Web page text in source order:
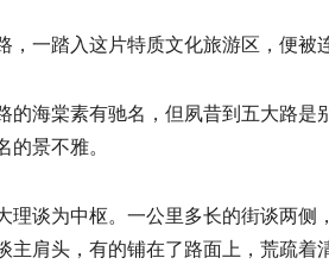
，一踏入这片特质文化旅游区，便被
的海棠素有驰名，但夙昔到五大路
的景不雅。
理谈为中枢。一公里多长的街谈两
主肩头，有的铺在了路面上，荒疏